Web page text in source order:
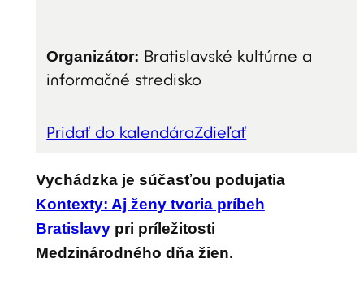
Organizátor: Bratislavské kultúrne a
informačné stredisko
Pridať do kalendáraZdieľať
Vychádzka je súčasťou podujatia
Kontexty: Aj ženy tvoria príbeh
Bratislavy pri príležitosti
Medzinárodného dňa žien.